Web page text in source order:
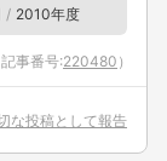
か？
2010年度
記事番号:220480 ）
な投稿として報告